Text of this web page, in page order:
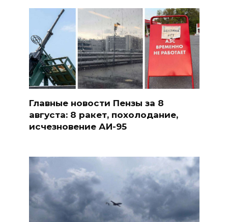
Главные новости Пензы за 8
августа: 8 ракет, похолодание,
исчезновение АИ-95